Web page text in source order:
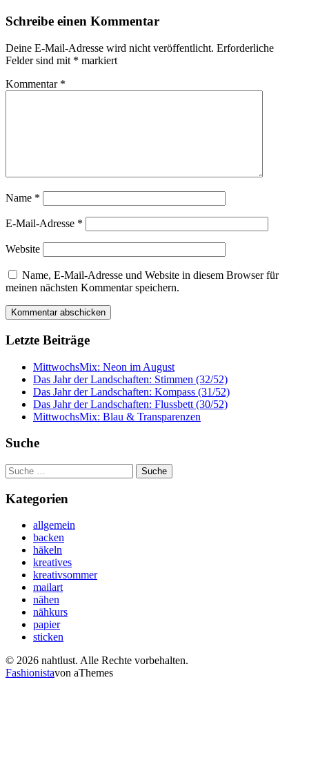
Schreibe einen Kommentar
Deine E-Mail-Adresse wird nicht veröffentlicht. Erforderliche
Felder sind mit * markiert
Kommentar *
Name *
E-Mail-Adresse *
Website
Name, E-Mail-Adresse und Website in diesem Browser für
meinen nächsten Kommentar speichern.
Letzte Beiträge
MittwochsMix: Neon im August
Das Jahr der Landschaften: Stimmen (32/52)
Das Jahr der Landschaften: Kompass (31/52)
Das Jahr der Landschaften: Flussbett (30/52)
MittwochsMix: Blau & Transparenzen
Suche
Suche
nach:
Kategorien
allgemein
backen
häkeln
kreatives
kreativsommer
mailart
nähen
nähkurs
papier
sticken
© 2026 nahtlust. Alle Rechte vorbehalten.
Fashionistavon aThemes